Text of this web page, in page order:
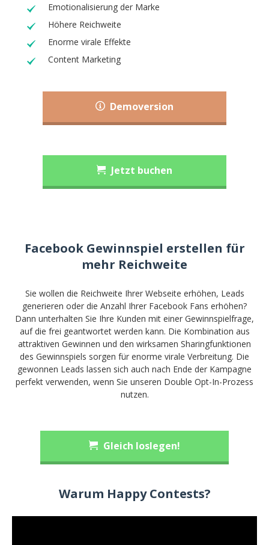
Emotionalisierung der Marke
Höhere Reichweite
Enorme virale Effekte
Content Marketing
Demoversion
Jetzt buchen
Facebook Gewinnspiel erstellen für
mehr Reichweite
Sie wollen die Reichweite Ihrer Webseite erhöhen, Leads
generieren oder die Anzahl Ihrer Facebook Fans erhöhen?
Dann unterhalten Sie Ihre Kunden mit einer Gewinnspielfrage,
auf die frei geantwortet werden kann. Die Kombination aus
attraktiven Gewinnen und den wirksamen Sharingfunktionen
des Gewinnspiels sorgen für enorme virale Verbreitung. Die
gewonnen Leads lassen sich auch nach Ende der Kampagne
perfekt verwenden, wenn Sie unseren Double Opt-In-Prozess
nutzen.
Gleich loslegen!
Warum Happy Contests?